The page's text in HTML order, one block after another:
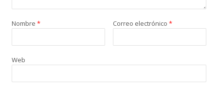
Nombre * Correo electrónico *
Web